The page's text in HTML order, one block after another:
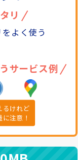
リ
よく使う
サービス例
るけれど
に注意！